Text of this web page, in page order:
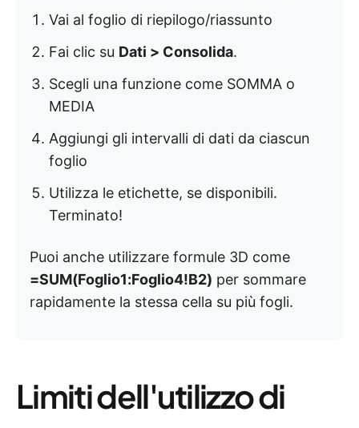
Vai al foglio di riepilogo/riassunto
Fai clic su Dati > Consolida.
Scegli una funzione come SOMMA o
MEDIA
Aggiungi gli intervalli di dati da ciascun
foglio
Utilizza le etichette, se disponibili.
Terminato!
Puoi anche utilizzare formule 3D come
=SUM(Foglio1:Foglio4!B2) per sommare
rapidamente la stessa cella su più fogli.
Limiti dell'utilizzo di